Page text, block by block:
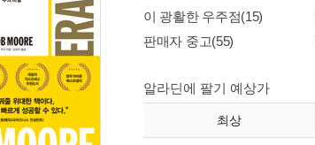
이 광활한 우주점(15)
판매자 중고(55)
알라딘에 팔기 예상가
최상